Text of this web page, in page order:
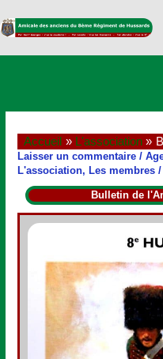
au
contenu
Accueil L'association
Laisser un commentaire /
L'association, Les membres
Bulletin de